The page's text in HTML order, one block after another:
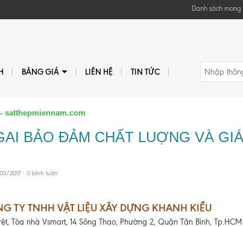
Danh sách mong
BẢNG GIÁ LIÊN HỆ TIN TỨC
satthepmiennam.com
BẢO ĐẢM CHẤT LUỢNG VÀ
2017 - 0bình luận
TY TNHH VẬT LIỆU XÂY DỰNG KHANH KIỀU
Tòa nhà Vsmart, 14 Sông Thao, Phường 2, Quận Tân Bình, Tp.HCM